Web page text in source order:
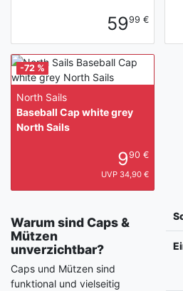
5999 €
North Sails
Baseball Cap white grey
North Sails
990 €
UVP 34,90 €
-72 %
Warum sind Caps &
Mützen
unverzichtbar?
Caps und Mützen sind
funktional und vielseitig